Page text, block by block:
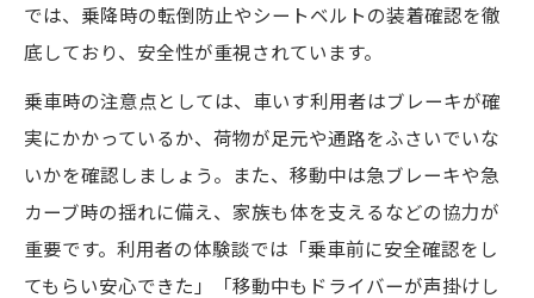
では、乗降時の転倒防止やシートベルトの装着確認を徹
底しており、安全性が重視されています。
乗車時の注意点としては、車いす利用者はブレーキが確
実にかかっているか、荷物が足元や通路をふさいでいな
いかを確認しましょう。また、移動中は急ブレーキや急
カーブ時の揺れに備え、家族も体を支えるなどの協力が
重要です。利用者の体験談では「乗車前に安全確認をし
てもらい安心できた」「移動中もドライバーが声掛けし